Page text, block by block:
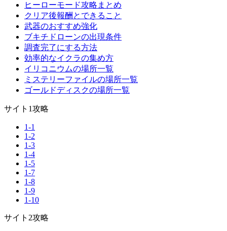
ヒーローモード攻略まとめ
クリア後報酬とできること
武器のおすすめ強化
ブキチドローンの出現条件
調査完了にする方法
効率的なイクラの集め方
イリコニウムの場所一覧
ミステリーファイルの場所一覧
ゴールドディスクの場所一覧
サイト1攻略
1-1
1-2
1-3
1-4
1-5
1-7
1-8
1-9
1-10
サイト2攻略